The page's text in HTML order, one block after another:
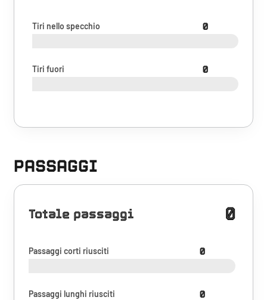
Tiri nello specchio 0
Tiri fuori 0
PASSAGGI
Totale passaggi 0
Passaggi corti riusciti 0
Passaggi lunghi riusciti 0